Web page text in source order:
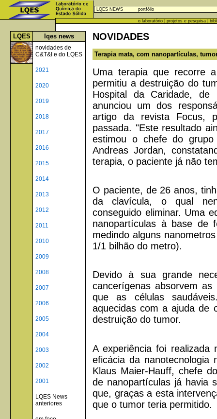
LQES NEWS portfólio
o laboratório projetos e pesquisa
LQES lqes news
novidades de
C&T&I e do LQES
2021
2020
2019
2018
2017
2016
2015
2014
2013
2012
2011
2010
2009
2008
2007
2006
2005
2004
2003
2002
2001
LQES News
anteriores
NOVIDADES
Terapia mata, com nanopartículas,
Uma terapia que recorre
permitiu a destruição do
Hospital da Caridade,
anunciou um dos
artigo da revista Focus,
passada. "Este resultado
estimou o chefe do grupo
Andreas Jordan,
terapia, o paciente já não
O paciente, de 26 anos,
da clavícula, o qual
conseguido eliminar. Uma
nanopartículas à base de
medindo alguns
1/1 bilhão do metro).
Devido à sua grande
cancerígenas absorvem
que as células
aquecidas com a ajuda de
destruição do tumor.
A experiência foi
eficácia da nanotecnologia
Klaus Maier-Hauff, chefe
de nanopartículas já havia
que, graças a esta
que o tumor teria permitido.